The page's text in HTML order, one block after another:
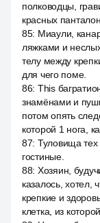
полководцы,
красных
85: Миаули,
ляжками и
телу между
для чего поме.
86: This
знамёнами и
потом опять
которой 1 нога,
87: Туловища
гостиные.
88: Хозяин,
казалось, хотел,
крепкие и
клетка, из